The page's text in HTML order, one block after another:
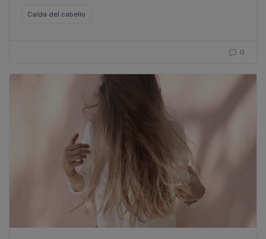
Caí­da del cabello
0